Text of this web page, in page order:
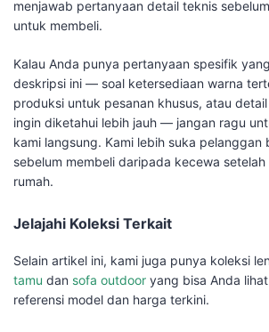
menjawab pertanyaan detail teknis
untuk membeli.
Kalau Anda punya pertanyaan spesifik
deskripsi ini — soal ketersediaan warna
produksi untuk pesanan khusus, atau
ingin diketahui lebih jauh — jangan ragu
kami langsung. Kami lebih suka pelanggan
sebelum membeli daripada kecewa
rumah.
Jelajahi Koleksi Terkait
Selain artikel ini, kami juga punya koleksi
tamu dan sofa outdoor yang bisa Anda
referensi model dan harga terkini.